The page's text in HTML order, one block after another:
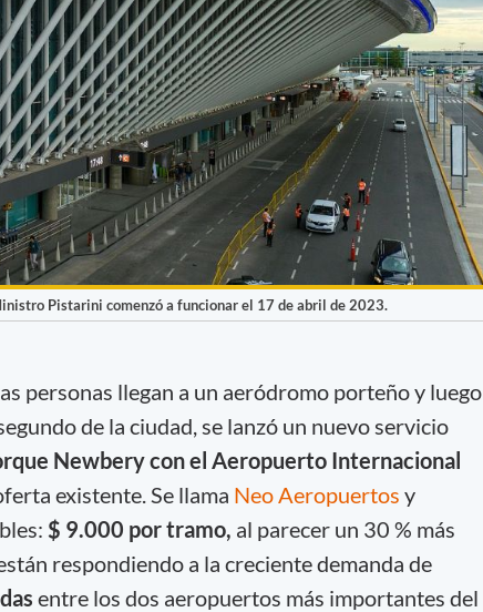
Pistarini comenzó a funcionar el 17 de abril de 2023.
personas llegan a un aeródromo porteño y luego
de la ciudad, se lanzó un nuevo servicio
Newbery con el Aeropuerto Internacional
existente. Se llama Neo Aeropuertos y
$ 9.000 por tramo, al parecer un 30 % más
respondiendo a la creciente demanda de
entre los dos aeropuertos más importantes del